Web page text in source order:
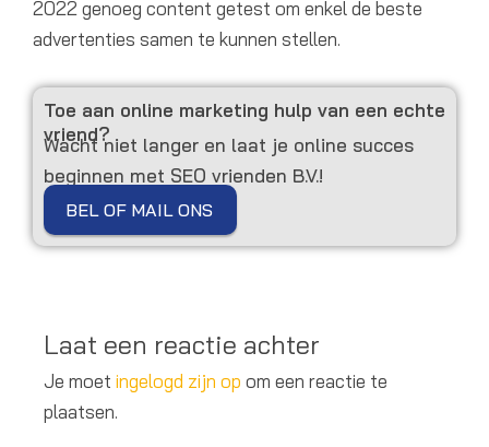
2022 genoeg content getest om enkel de beste
advertenties samen te kunnen stellen.
Toe aan online marketing hulp van een echte
vriend?
Wacht niet langer en laat je online succes
beginnen met SEO vrienden B.V.!
BEL OF MAIL ONS
Laat een reactie achter
Je moet ingelogd zijn op om een reactie te
plaatsen.